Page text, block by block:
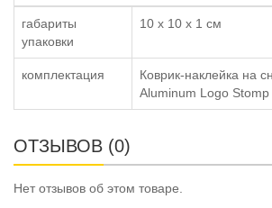
габариты
упаковки
10 x 10 x 1 см
комплектация
Коврик-наклейка на
Aluminum Logo
ОТЗЫВОВ (0)
Нет отзывов об этом товаре.